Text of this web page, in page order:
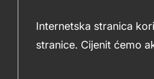
Internetska stranica
stranice. Cijenit ćemo
2019-2026 Petrol d.o.o. i